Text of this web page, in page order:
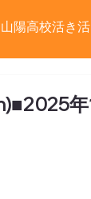
陽高校活き